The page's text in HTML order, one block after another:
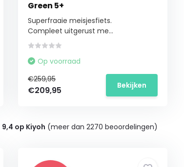
Green 5+
Superfraaie meisjesfiets.
Compleet uitgerust me...
Op voorraad
€259,95
€209,95 Bekijken
9,4 op Kiyoh (meer dan 2270 beoordelingen)